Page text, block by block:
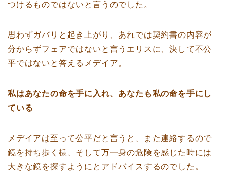
つけるものではないと言うのでした。
思わずガバリと起き上がり、あれでは契約書の内容が
分からずフェアではないと言うエリスに、決して不公
平ではないと答えるメデイア。
私はあなたの命を手に入れ、あなたも私の命を手にし
ている
メデイアは至って公平だと言うと、また連絡するので
鏡を持ち歩く様、そして万一身の危険を感じた時には
大きな鏡を探すよう にとアドバイスするのでした。